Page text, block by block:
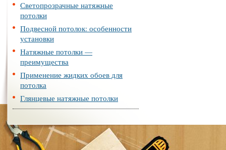
Светопрозрачные натяжные
потолки
Подвесной потолок: особенности
установки
Натяжные потолки —
преимущества
Применение жидких обоев для
потолка
Глянцевые натяжные потолки